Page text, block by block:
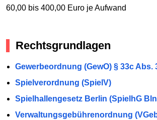
60,00 bis 400,00 Euro je Aufwand
Rechtsgrundlagen
Gewerbeordnung (GewO) § 33c Abs.
Spielverordnung (SpielV)
Spielhallengesetz Berlin (SpielhG
Verwaltungsgebührenordnung